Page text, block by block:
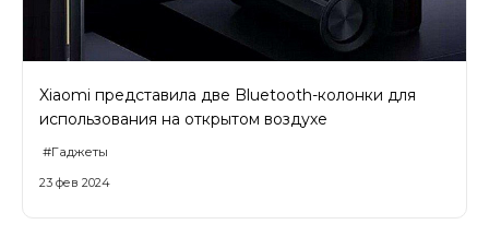
Xiaomi представила две Bluetooth-колонки для
использования на открытом воздухе
#Гаджеты
23 фев 2024